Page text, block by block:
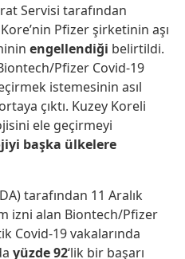
Servisi tarafından
Pfizer şirketinin aşı
engellendiği belirtildi.
Pfizer Covid-19
istemesinin asıl
çıktı. Kuzey Koreli
ele geçirmeyi
başka ülkelere
tarafından 11 Aralık
izni alan Biontech/Pfizer
Covid-19 vakalarında
yüzde 92‘lik bir başarı